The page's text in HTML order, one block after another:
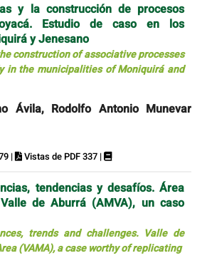
y la construcción de procesos
Estudio de caso en los
y Jenesano
construction of associative processes
in the municipalities of Moniquirá and
Ávila, Rodolfo Antonio Munevar
| Vistas de PDF 337 |
tendencias y desafíos. Área
de Aburrá (AMVA), un caso
trends and challenges. Valle de
(VAMA), a case worthy of replicating